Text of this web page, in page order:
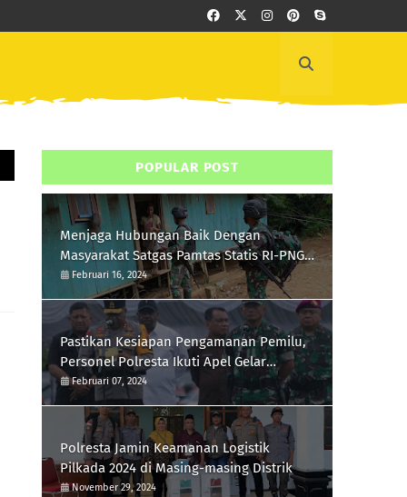
POPULAR POST
Menjaga Hubungan Baik Dengan
Masyarakat Satgas Pamtas Statis RI-PNG
Yonif 111/KB Melaksanakan Silaturrahmi
Februari 16, 2024
Pastikan Kesiapan Pengamanan Pemilu,
Personel Polresta Ikuti Apel Gelar
Pasukan Hari Ini
Februari 07, 2024
Polresta Jamin Keamanan Logistik
Pilkada 2024 di Masing-masing Distrik
November 29, 2024